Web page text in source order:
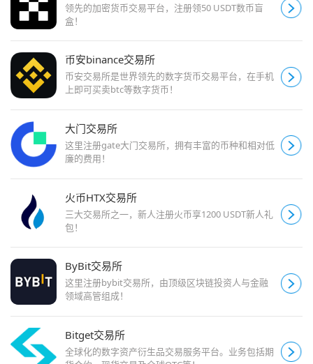
领先的加密货币交易平台，注册领50 USDT数币盲
盒！
币安binance交易所
币安交易所是世界领先的数字货币交易平台，在手机
上即可买卖btc等数字货币！
大门交易所
这里注册gate大门交易所，拥有丰富的币种和相对低
廉的费用！
火币HTX交易所
三大交易所之一，新人注册火币享1200 USDT新人礼
包！
ByBit交易所
这里注册bybit交易所，由顶级区块链投资人与金融
领域高管组成！
Bitget交易所
全球化的数字资产衍生品交易服务平台。业务包括期